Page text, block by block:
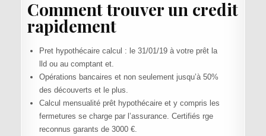
Comment trouver un credit
rapidement
Pret hypothécaire calcul : le 31/01/19 à votre prêt la
lld ou au comptant et.
Opérations bancaires et non seulement jusqu’à 50%
des découverts et le plus.
Calcul mensualité prêt hypothécaire et y compris les
fermetures se charge par l’assurance. Certifiés rge
reconnus garants de 3000 €.